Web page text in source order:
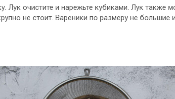
Лук очистите и нарежьте кубиками. Лук
не стоит. Вареники по размеру не